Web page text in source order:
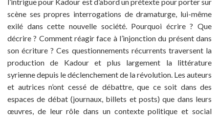
scène ses propres interrogations de dramaturge, lui-même
exilé dans cette nouvelle société. Pourquoi écrire ? Que
décrire ? Comment réagir face à l’injonction du présent dans
son écriture ? Ces questionnements récurrents traversent la
production de Kadour et plus largement la littérature
syrienne depuis le déclenchement de la révolution. Les auteurs
et autrices n’ont cessé de débattre, que ce soit dans des
espaces de débat (journaux, billets et posts) que dans leurs
œuvres, de leur rôle dans un contexte politique et social